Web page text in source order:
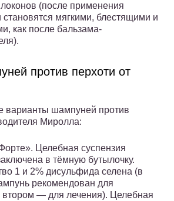
(после применения
становятся мягкими, блестящими и
как после бальзама-
против перхоти от
варианты шампуней против
Миролла:
Целебная суспензия
в тёмную бутылочку.
1 и 2% дисульфида селена (в
рекомендован для
втором — для лечения). Целебная